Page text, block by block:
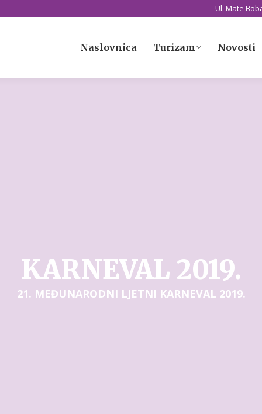
Ul. Mate
Naslovnica Turizam Novosti
KARNEVAL 2019.
21. MEĐUNARODNI LJETNI KARNEVAL 2019.
Naslovnica Turizam Novosti